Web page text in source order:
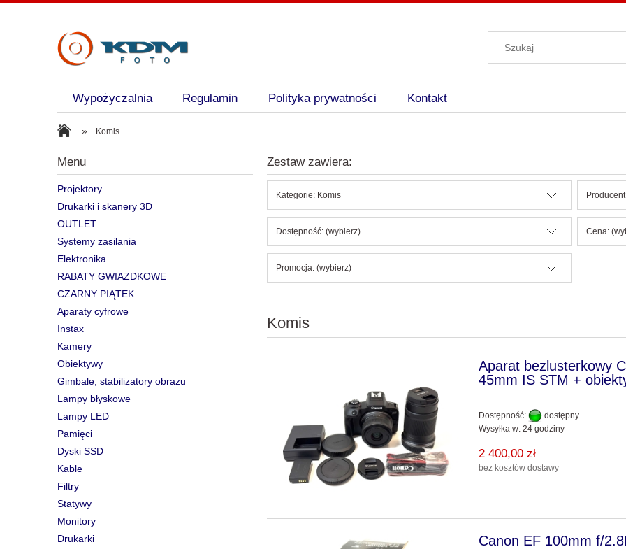
Wypożyczalnia Regulamin Polityka prywatności Kontakt
» Komis
Menu
Projektory
Drukarki i skanery 3D
OUTLET
Systemy zasilania
Elektronika
RABATY GWIAZDKOWE
CZARNY PIĄTEK
Aparaty cyfrowe
Instax
Kamery
Obiektywy
Gimbale, stabilizatory obrazu
Lampy błyskowe
Lampy LED
Pamięci
Dyski SSD
Kable
Filtry
Statywy
Monitory
Drukarki
Zestaw zawiera:
Kategorie: Komis
Dostępność: (wybierz) Cena:
Promocja: (wybierz)
Komis
Aparat bezlusterkowy
45mm IS STM +
Dostępność:
dostępny
Wysyłka w: 24 godziny
2 400,00 zł
bez kosztów dostawy
Canon EF 100mm f/